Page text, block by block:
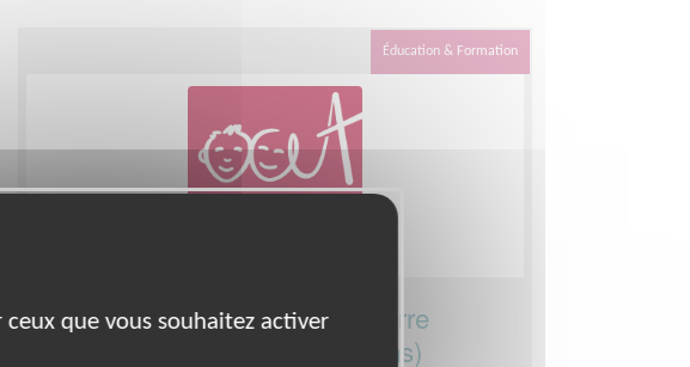
Éducation & Formation
Soutien scolaire à la Maison Pierre
Carpentier de la Somme (Amiens)
que vous souhaitez activer